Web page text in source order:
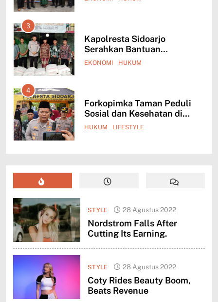
Mushola di
Peduli
di
STYLE 28 Agustus 2022
Nordstrom Falls After
Cutting Its Earning.
STYLE 28 Agustus 2022
Coty Rides Beauty Boom,
Beats Revenue